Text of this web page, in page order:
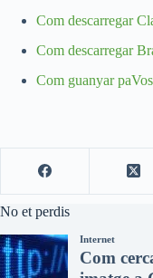
Com descarregar
Com descarregar
Com guanyar
No et perdis